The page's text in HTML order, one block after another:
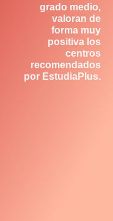
grado medio,
valoran de
forma muy
positiva los
centros
recomendados
por EstudiaPlus.